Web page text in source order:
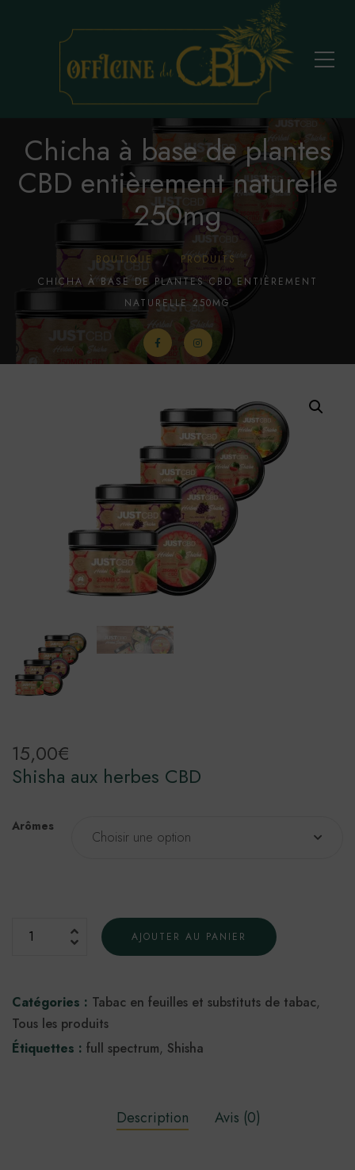
Chicha à base de plantes
CBD entièrement naturelle
250mg
BOUTIQUE
PRODUITS
CHICHA À BASE DE PLANTES CBD ENTIÈREMENT
NATURELLE 250MG
15,00€
Shisha aux herbes CBD
Arômes
quantité
plantes
AJOUTER AU PANIER
Catégories : Tabac en feuilles et substituts de tabac,
Tous les produits
Étiquettes : full spectrum, Shisha
Description Avis (0)